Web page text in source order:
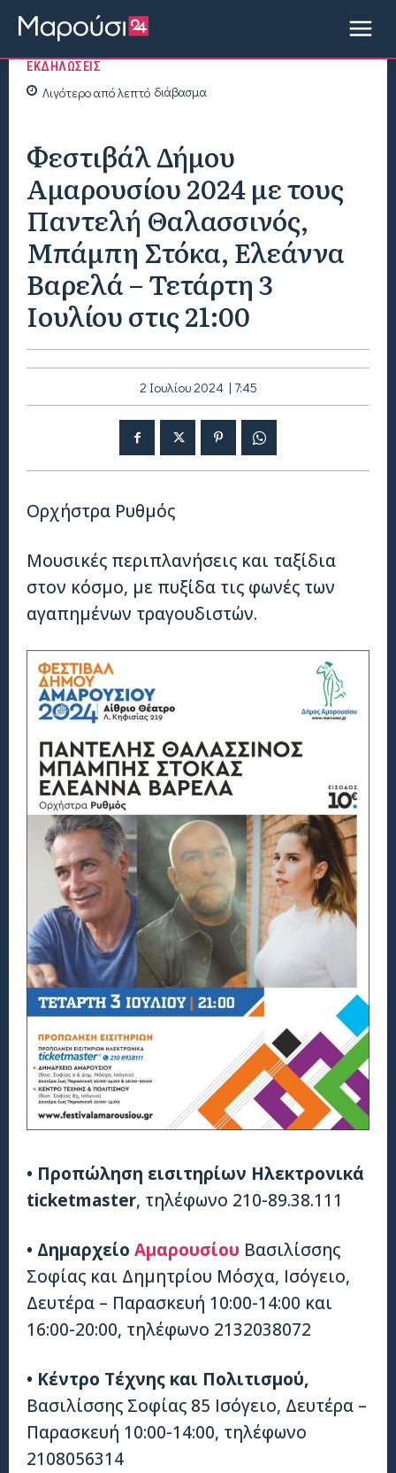
ΕΚΔΗΛΩΣΕΙΣ
Λιγότερο απόλεπτό διάβασμα
Φεστιβάλ Δήμου
Αμαρουσίου 2024 με τους
Παντελή Θαλασσινός,
Μπάμπη Στόκα, Ελεάννα
Βαρελά – Τετάρτη 3
Ιουλίου στις 21:00
2 Ιουλίου 2024 | 7:45
Ορχήστρα Ρυθμός
Μουσικές περιπλανήσεις και ταξίδια
στον κόσμο, με πυξίδα τις φωνές των
αγαπημένων τραγουδιστών.
• Προπώληση εισιτηρίων Ηλεκτρονικά
ticketmaster, τηλέφωνο 210-89.38.111
• Δημαρχείο Αμαρουσίου Βασιλίσσης
Σοφίας και Δημητρίου Μόσχα, Ισόγειο,
Δευτέρα – Παρασκευή 10:00-14:00 και
16:00-20:00, τηλέφωνο 2132038072
• Κέντρο Τέχνης και Πολιτισμού,
Βασιλίσσης Σοφίας 85 Ισόγειο, Δευτέρα –
Παρασκευή 10:00-14:00, τηλέφωνο
2108056314